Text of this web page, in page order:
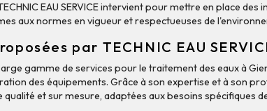
EAU SERVICE intervient pour mettre en place des
aux normes en vigueur et respectueuses de
par TECHNIC EAU
large gamme de services pour le traitement des eaux à
des équipements. Grâce à son expertise et à son
et sur mesure, adaptées aux besoins spécifiques